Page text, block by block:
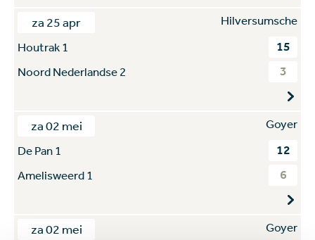
za 25 apr
Hilversumsche
Houtrak 1
15
Noord Nederlandse 2 3
za 02 mei
Goyer
De Pan 1
12
Amelisweerd 1 6
za 02 mei
Goyer